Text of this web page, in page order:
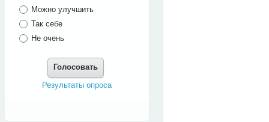
Можно улучшить
Так себе
Не очень
Голосовать
Результаты опроса